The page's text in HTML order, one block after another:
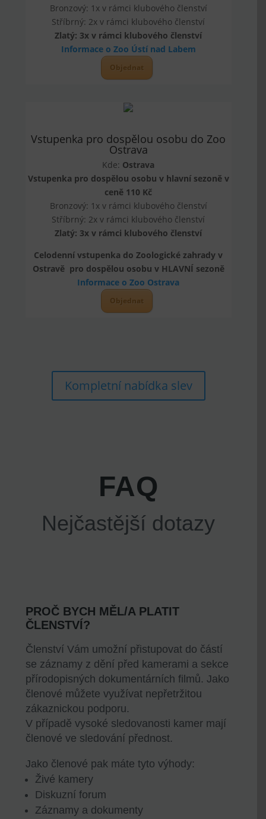
Bronzový: 1x v rámci klubového členství
Stříbrný: 2x v rámci klubového členství
Zlatý: 3x v rámci klubového členství
Informace o Zoo Ústí nad Labem
Objednat
Vstupenka pro dospělou osobu do Zoo
Ostrava
Kde: Ostrava
Vstupenka pro dospělou osobu v hlavní sezoně v
ceně 110 Kč
Bronzový: 1x v rámci klubového členství
Stříbrný: 2x v rámci klubového členství
Zlatý: 3x v rámci klubového členství
Celodenní vstupenka do Zoologické zahrady v
Ostravě pro dospělou osobu v HLAVNÍ sezoně
Informace o Zoo Ostrava
Objednat
Kompletní nabídka slev
FAQ
Nejčastější dotazy
PROČ BYCH MĚL/A PLATIT
ČLENSTVÍ?
Členství Vám umožní přistupovat do částí
se záznamy z dění před kamerami a sekce
přírodopisných dokumentárních filmů. Jako
členové můžete využívat nepřetržitou
zákaznickou podporu.
V případě vysoké sledovanosti kamer mají
členové ve sledování přednost.
Jako členové pak máte tyto výhody:
Živé kamery
Diskuzní forum
Záznamy a dokumenty